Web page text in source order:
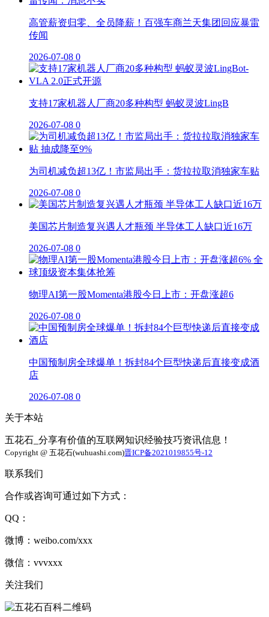
高管薪资归零、全员降薪！百强车商兰天集团回应暴雷
传闻
2026-07-08 0
支持17家机器人厂商20多种构型 蚂蚁灵波LingB
2026-07-08 0
为司机减负超13亿！市监局出手：货拉拉取消独家车贴
2026-07-08 0
美国芯片制造复兴遇人才瓶颈 半导体工人缺口近16万
2026-07-08 0
物理AI第一股Momenta港股今日上市：开盘涨超6
2026-07-08 0
中国预制房全球爆单！拆封84个巨型快递后直接变成酒
店
2026-07-08 0
关于本站
五花石_分享有价值的互联网知识经验技巧资讯信息！
Copyright @ 五花石(wuhuashi.com)晋ICP备2021019855号-12
联系我们
合作或咨询可通过如下方式：
QQ：
微博：weibo.com/xxx
微信：vvvxxx
关注我们